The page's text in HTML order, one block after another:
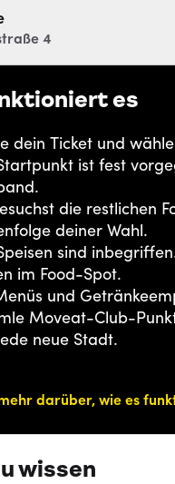
4
es
dein Ticket und
ist fest
die restlichen
deiner Wahl.
sind
im Food-Spot.
und
Moveat-Club-
neue Stadt.
darüber, wie es
wissen